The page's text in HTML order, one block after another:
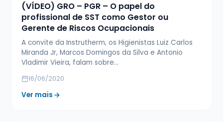
(VÍDEO) GRO – PGR – O papel do
profissional de SST como Gestor ou
Gerente de Riscos Ocupacionais
A convite da Instrutherm, os Higienistas Luiz Carlos
Miranda Jr, Marcos Domingos da Silva e Antonio
Vladimir Vieira, falam sobre…
16/06/2020
Ver mais